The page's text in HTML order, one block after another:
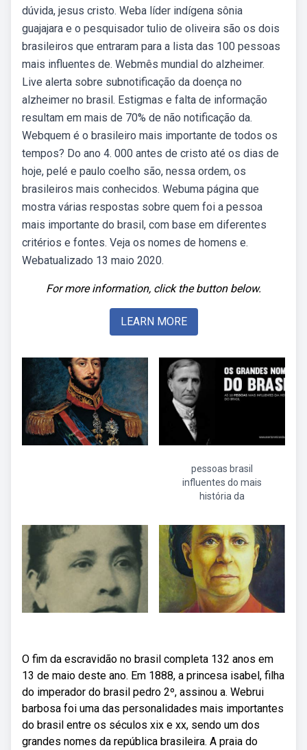
dúvida, jesus cristo. Weba líder indígena sônia
guajajara e o pesquisador tulio de oliveira são os dois
brasileiros que entraram para a lista das 100 pessoas
mais influentes de. Webmês mundial do alzheimer.
Live alerta sobre subnotificação da doença no
alzheimer no brasil. Estigmas e falta de informação
resultam em mais de 70% de não notificação da.
Webquem é o brasileiro mais importante de todos os
tempos? Do ano 4. 000 antes de cristo até os dias de
hoje, pelé e paulo coelho são, nessa ordem, os
brasileiros mais conhecidos. Webuma página que
mostra várias respostas sobre quem foi a pessoa
mais importante do brasil, com base em diferentes
critérios e fontes. Veja os nomes de homens e.
Webatualizado 13 maio 2020.
For more information, click the button below.
LEARN MORE
pessoas brasil
influentes do mais
história da
O fim da escravidão no brasil completa 132 anos em
13 de maio deste ano. Em 1888, a princesa isabel, filha
do imperador do brasil pedro 2º, assinou a. Webrui
barbosa foi uma das personalidades mais importantes
do brasil entre os séculos xix e xx, sendo um dos
grandes nomes da república brasileira. A praia do